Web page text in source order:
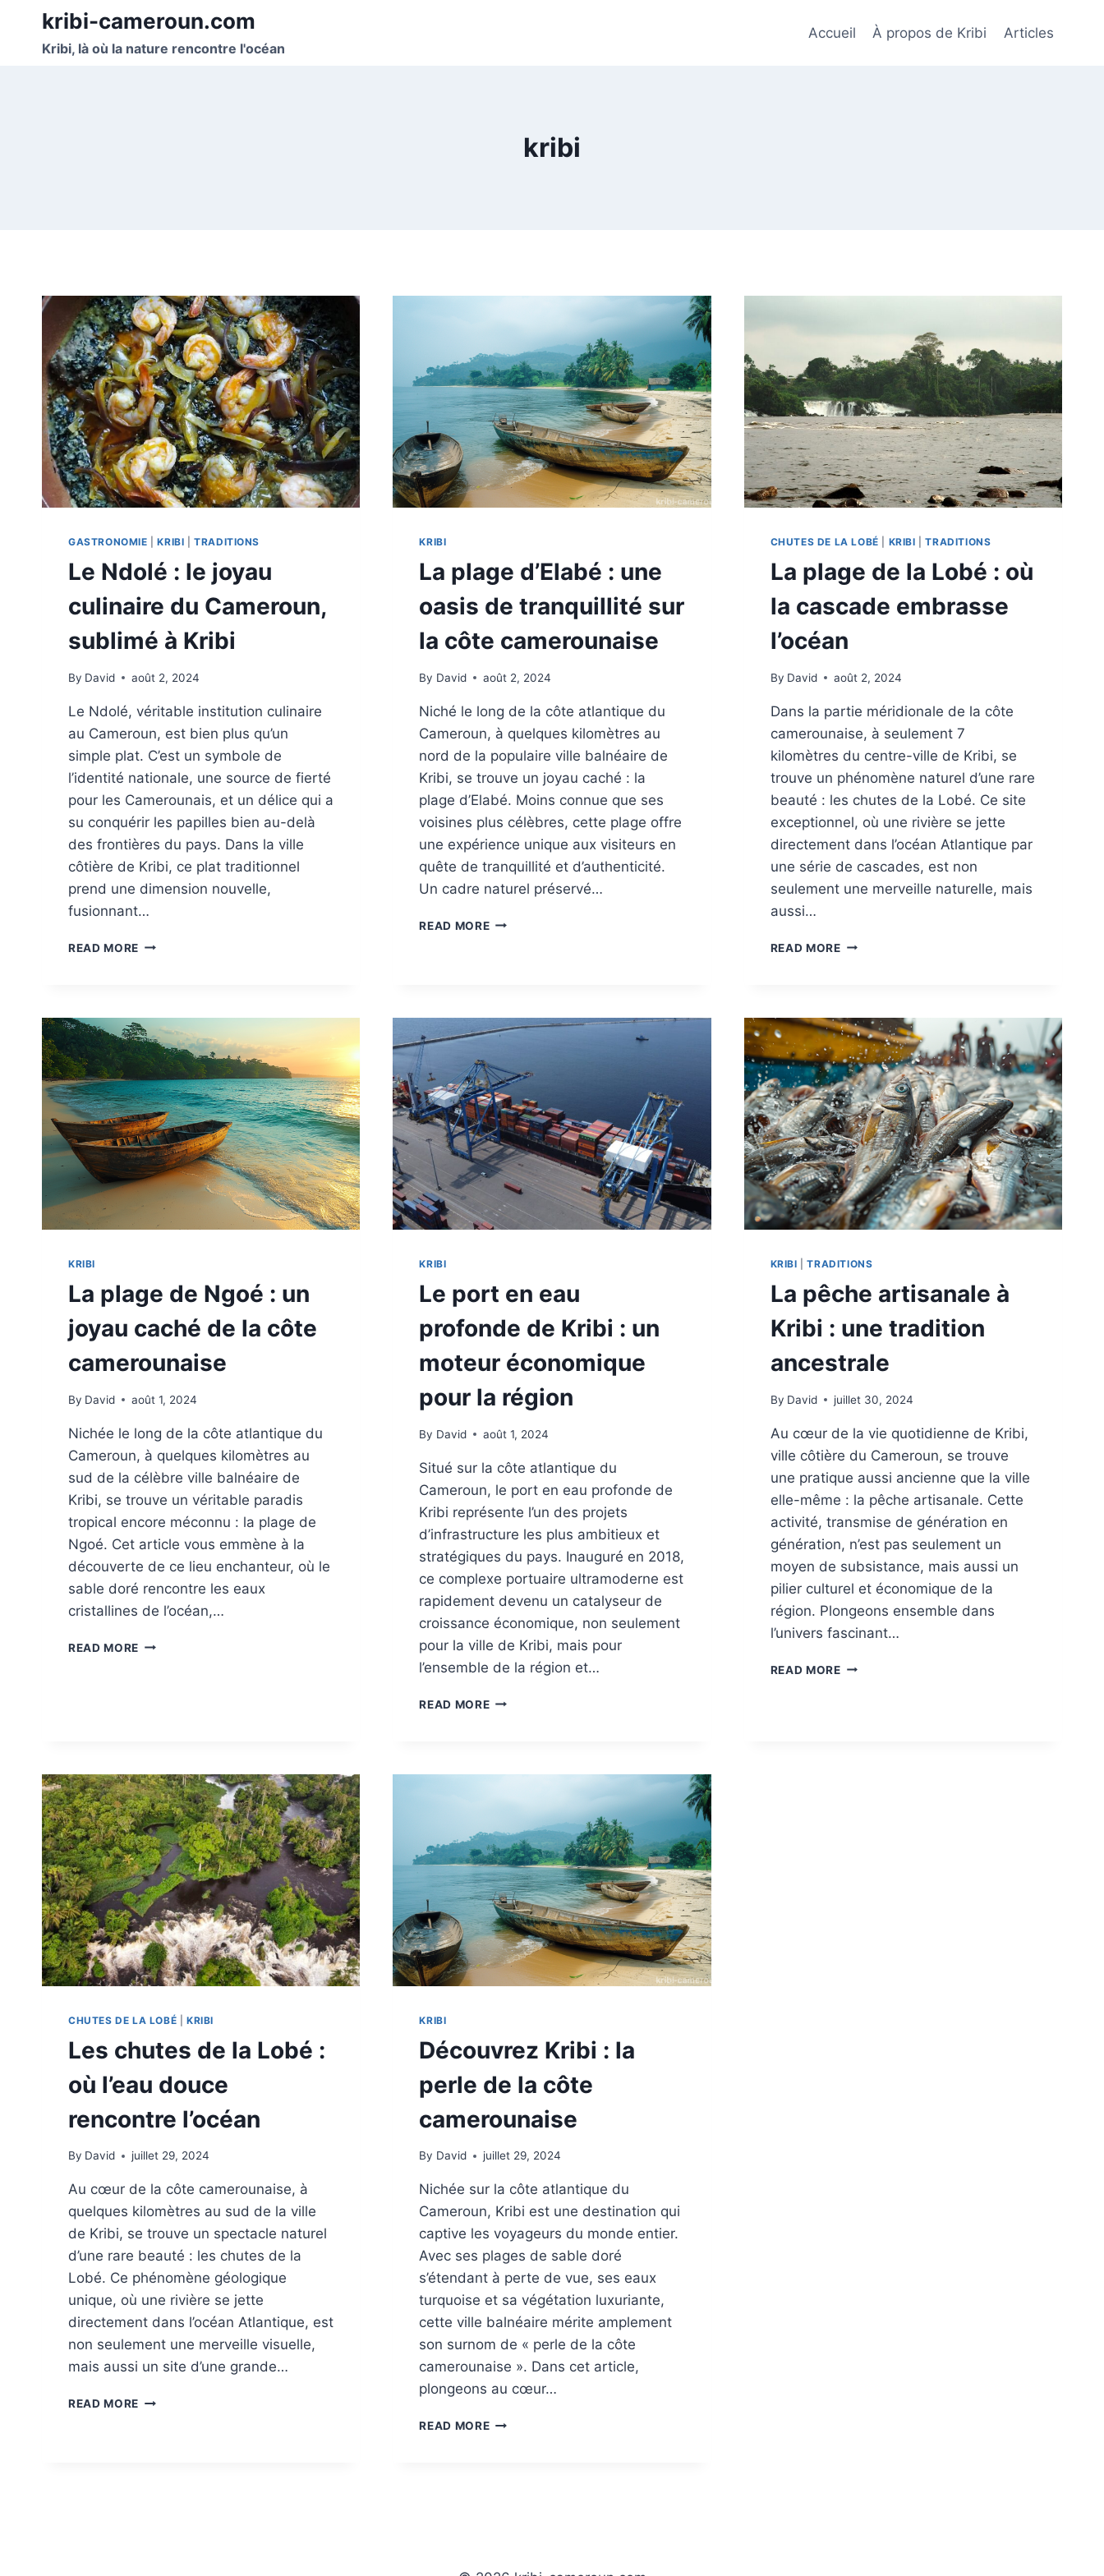
content
kribi-cameroun.com
Kribi, là où la nature rencontre l'océan
Accueil À propos de Kribi Articles
kribi
GASTRONOMIE |KRIBI |TRADITIONS
Le Ndolé : le joyau
culinaire du Cameroun,
sublimé à Kribi
By David août 2, 2024
Le Ndolé, véritable institution culinaire
au Cameroun, est bien plus qu’un
simple plat. C’est un symbole de
l’identité nationale, une source de fierté
pour les Camerounais, et un délice qui a
su conquérir les papilles bien au-delà
des frontières du pays. Dans la ville
côtière de Kribi, ce plat traditionnel
prend une dimension nouvelle,
fusionnant…
READ MORE LE
CULINAIRE
DU
CAMEROUN,
SUBLIMÉ
À
KRIBI
KRIBI
La plage d’Elabé : une
oasis de tranquillité sur
la côte camerounaise
By David août 2, 2024
Niché le long de la côte atlantique du
Cameroun, à quelques kilomètres au
nord de la populaire ville balnéaire de
Kribi, se trouve un joyau caché : la
plage d’Elabé. Moins connue que ses
voisines plus célèbres, cette plage offre
une expérience unique aux visiteurs en
quête de tranquillité et d’authenticité.
Un cadre naturel préservé…
READ MORELA
DE
LA
CÔTE
CAMEROUNAISE
CHUTES DE LA LOBÉ KRIBI |TRADITIONS
La plage de la Lobé : où
la cascade embrasse
l’océan
By David août 2, 2024
Dans la partie méridionale de la côte
camerounaise, à seulement 7
kilomètres du centre-ville de Kribi, se
trouve un phénomène naturel d’une rare
beauté : les chutes de la Lobé. Ce site
exceptionnel, où une rivière se jette
directement dans l’océan Atlantique par
une série de cascades, est non
seulement une merveille naturelle, mais
aussi…
READ MORELA
:
OÙ
LA
CASCADE
EMBRASSE
L’OCÉAN
KRIBI
La plage de Ngoé : un
joyau caché de la côte
camerounaise
By David août 1, 2024
Nichée le long de la côte atlantique du
Cameroun, à quelques kilomètres au
sud de la célèbre ville balnéaire de
Kribi, se trouve un véritable paradis
tropical encore méconnu : la plage de
Ngoé. Cet article vous emmène à la
découverte de ce lieu enchanteur, où le
sable doré rencontre les eaux
cristallines de l’océan,…
READ MORE LA
DE
LA
CÔTE
CAMEROUNAISE
KRIBI
Le port en eau
profonde de Kribi : un
moteur économique
pour la région
By David août 1, 2024
Situé sur la côte atlantique du
Cameroun, le port en eau profonde de
Kribi représente l’un des projets
d’infrastructure les plus ambitieux et
stratégiques du pays. Inauguré en 2018,
ce complexe portuaire ultramoderne est
rapidement devenu un catalyseur de
croissance économique, non seulement
pour la ville de Kribi, mais pour
l’ensemble de la région et…
READ MORELE
UN
MOTEUR
ÉCONOMIQUE
POUR
LA
RÉGION
KRIBI |TRADITIONS
La pêche artisanale à
Kribi : une tradition
ancestrale
By David juillet 30, 2024
Au cœur de la vie quotidienne de Kribi,
ville côtière du Cameroun, se trouve
une pratique aussi ancienne que la ville
elle-même : la pêche artisanale. Cette
activité, transmise de génération en
génération, n’est pas seulement un
moyen de subsistance, mais aussi un
pilier culturel et économique de la
région. Plongeons ensemble dans
l’univers fascinant…
READ MORELA
CHUTES DE LA LOBÉ KRIBI
Les chutes de la Lobé :
où l’eau douce
rencontre l’océan
By David juillet 29, 2024
Au cœur de la côte camerounaise, à
quelques kilomètres au sud de la ville
de Kribi, se trouve un spectacle naturel
d’une rare beauté : les chutes de la
Lobé. Ce phénomène géologique
unique, où une rivière se jette
directement dans l’océan Atlantique, est
non seulement une merveille visuelle,
mais aussi un site d’une grande…
READ MORE LES
KRIBI
Découvrez Kribi : la
perle de la côte
camerounaise
By David juillet 29, 2024
Nichée sur la côte atlantique du
Cameroun, Kribi est une destination qui
captive les voyageurs du monde entier.
Avec ses plages de sable doré
s’étendant à perte de vue, ses eaux
turquoise et sa végétation luxuriante,
cette ville balnéaire mérite amplement
son surnom de « perle de la côte
camerounaise ». Dans cet article,
plongeons au cœur…
READ MOREDÉCOUVREZ